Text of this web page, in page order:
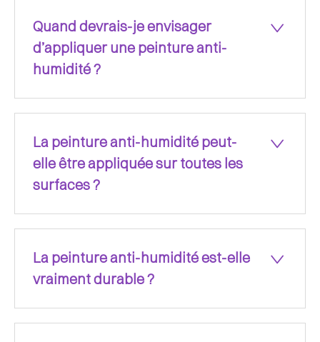
Quand devrais-je envisager
d’appliquer une peinture anti-
humidité ?
La peinture anti-humidité peut-
elle être appliquée sur toutes les
surfaces ?
La peinture anti-humidité est-elle
vraiment durable ?